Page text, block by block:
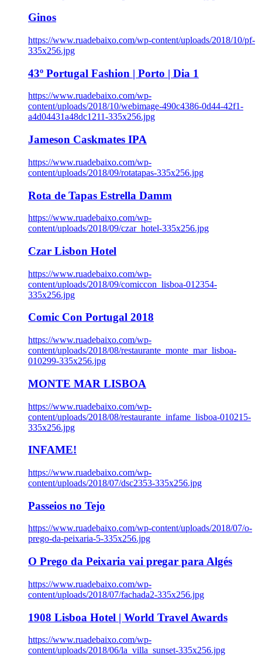
Ginos
https://www.ruadebaixo.com/wp-content/uploads/2018/10/pf-
335x256.jpg
43º Portugal Fashion | Porto | Dia 1
https://www.ruadebaixo.com/wp-
content/uploads/2018/10/webimage-490c4386-0d44-42f1-
a4d04431a48dc1211-335x256.jpg
Jameson Caskmates IPA
https://www.ruadebaixo.com/wp-
content/uploads/2018/09/rotatapas-335x256.jpg
Rota de Tapas Estrella Damm
https://www.ruadebaixo.com/wp-
content/uploads/2018/09/czar_hotel-335x256.jpg
Czar Lisbon Hotel
https://www.ruadebaixo.com/wp-
content/uploads/2018/09/comiccon_lisboa-012354-
335x256.jpg
Comic Con Portugal 2018
https://www.ruadebaixo.com/wp-
content/uploads/2018/08/restaurante_monte_mar_lisboa-
010299-335x256.jpg
MONTE MAR LISBOA
https://www.ruadebaixo.com/wp-
content/uploads/2018/08/restaurante_infame_lisboa-010215-
335x256.jpg
INFAME!
https://www.ruadebaixo.com/wp-
content/uploads/2018/07/dsc2353-335x256.jpg
Passeios no Tejo
https://www.ruadebaixo.com/wp-content/uploads/2018/07/o-
prego-da-peixaria-5-335x256.jpg
O Prego da Peixaria vai pregar para Algés
https://www.ruadebaixo.com/wp-
content/uploads/2018/07/fachada2-335x256.jpg
1908 Lisboa Hotel | World Travel Awards
https://www.ruadebaixo.com/wp-
content/uploads/2018/06/la_villa_sunset-335x256.jpg